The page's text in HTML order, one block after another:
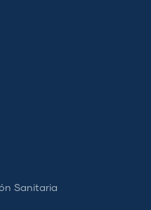
Sanitaria